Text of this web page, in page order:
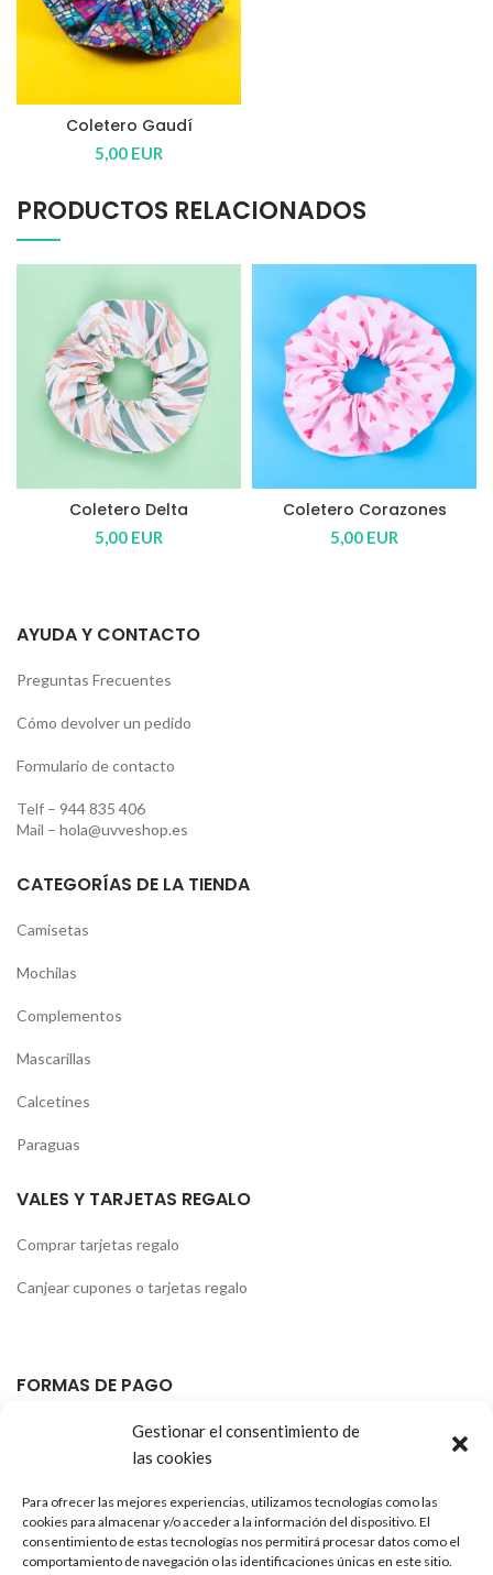
Gestionar el consentimiento de
las cookies
Para ofrecer las mejores experiencias, utilizamos tecnologías como las
cookies para almacenar y/o acceder a la información del dispositivo. El
consentimiento de estas tecnologías nos permitirá procesar datos como el
comportamiento de navegación o las identificaciones únicas en este sitio.
Coletero Gaudí
5,00 EUR
PRODUCTOS RELACIONADOS
Coletero Delta
5,00 EUR
Coletero Corazones
5,00 EUR
AYUDA Y CONTACTO
Preguntas Frecuentes
Cómo devolver un pedido
Formulario de contacto
Telf – 944 835 406
Mail – hola@uvveshop.es
CATEGORÍAS DE LA TIENDA
Camisetas
Mochilas
Complementos
Mascarillas
Calcetines
Paraguas
VALES Y TARJETAS REGALO
Comprar tarjetas regalo
Canjear cupones o tarjetas regalo
FORMAS DE PAGO